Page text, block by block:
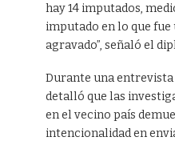
hay 14 imputados,
imputado en lo que
agravado”, señaló el
Durante una entrevista
detalló que las
en el vecino país
intencionalidad en